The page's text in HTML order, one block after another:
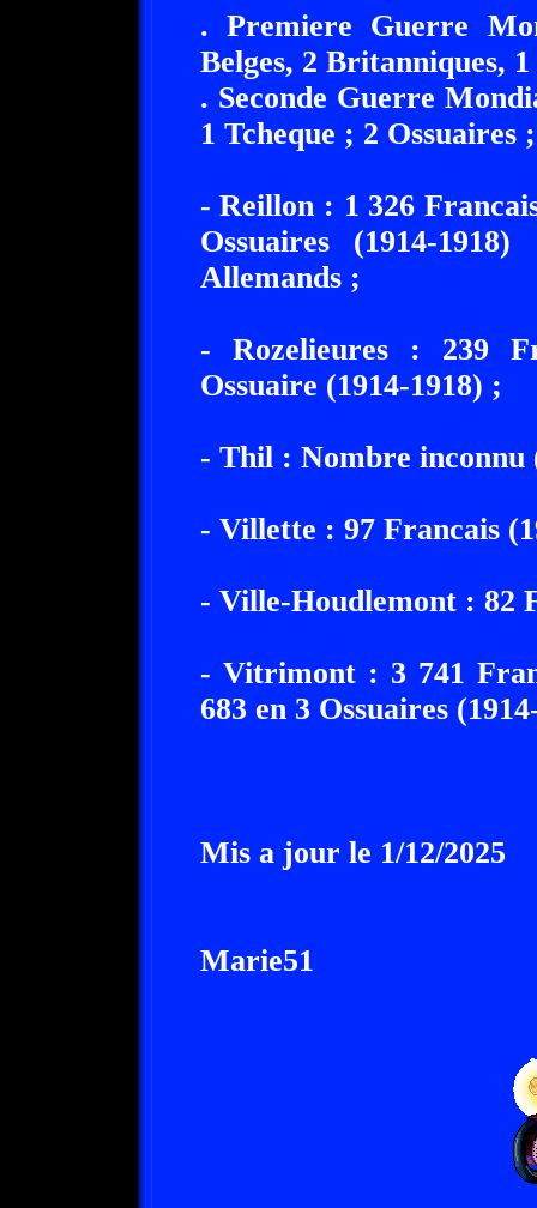
. Premiere Guerre
Belges, 2 Britanniques,
. Seconde Guerre
1 Tcheque ; 2 Ossuaires ;
- Reillon : 1 326
Ossuaires (1914-
Allemands ;
- Rozelieures : 239
Ossuaire (1914-1918) ;
- Thil : Nombre inconnu
- Villette : 97 Francais
- Ville-Houdlemont : 82
- Vitrimont : 3 741
683 en 3 Ossuaires
Mis a jour le 1/12/2025
Marie51